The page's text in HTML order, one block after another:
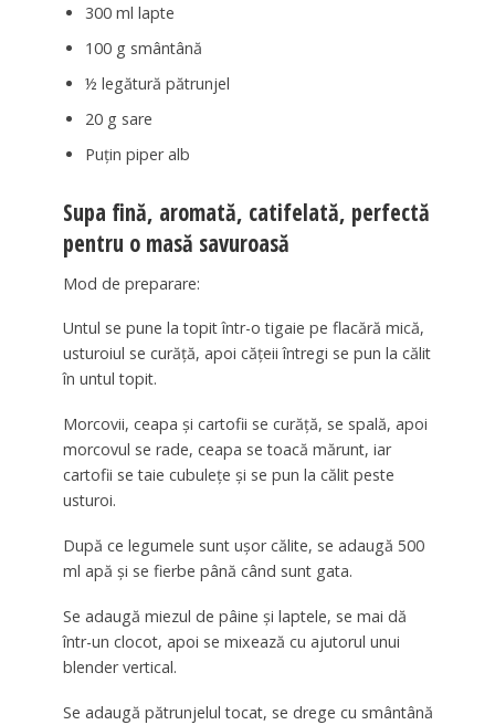
300 ml lapte
100 g smântână
½ legătură pătrunjel
20 g sare
Puțin piper alb
Supa fină, aromată, catifelată, perfectă
pentru o masă savuroasă
Mod de preparare:
Untul se pune la topit într-o tigaie pe flacără mică,
usturoiul se curăță, apoi cățeii întregi se pun la călit
în untul topit.
Morcovii, ceapa și cartofii se curăță, se spală, apoi
morcovul se rade, ceapa se toacă mărunt, iar
cartofii se taie cubulețe și se pun la călit peste
usturoi.
După ce legumele sunt ușor călite, se adaugă 500
ml apă și se fierbe până când sunt gata.
Se adaugă miezul de pâine și laptele, se mai dă
într-un clocot, apoi se mixează cu ajutorul unui
blender vertical.
Se adaugă pătrunjelul tocat, se drege cu smântână